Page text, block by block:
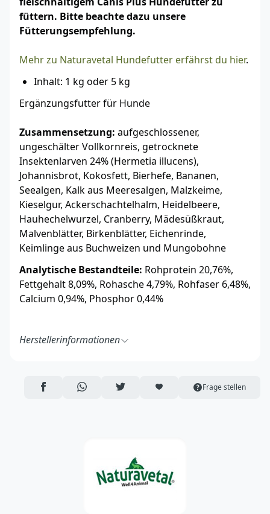
füttern. Bitte beachte dazu unsere
Fütterungsempfehlung.
Mehr zu Naturavetal Hundefutter erfährst du hier.
Inhalt: 1 kg oder 5 kg
Ergänzungsfutter für Hunde
Zusammensetzung: aufgeschlossener,
ungeschälter Vollkornreis, getrocknete
Insektenlarven 24% (Hermetia illucens),
Johannisbrot, Kokosfett, Bierhefe, Bananen,
Seealgen, Kalk aus Meeresalgen, Malzkeime,
Kieselgur, Ackerschachtelhalm, Heidelbeere,
Hauhechelwurzel, Cranberry, Mädesüßkraut,
Malvenblätter, Birkenblätter, Eichenrinde,
Keimlinge aus Buchweizen und Mungobohne
Analytische Bestandteile: Rohprotein 20,76%,
Fettgehalt 8,09%, Rohasche 4,79%, Rohfaser 6,48%,
Calcium 0,94%, Phosphor 0,44%
Herstellerinformationen
49086 Osnabrück
Deutschland
AUF FACEBOOK TEILEN
ÜBER WHATSAPP TEILEN
AUF TWITTER TEILENARTIKEL AUF DIE MERKLISTE
Frage stellen